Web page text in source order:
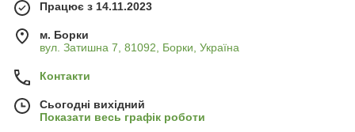
Працює з 14.11.2023
м. Борки
вул. Затишна 7, 81092, Борки, Україна
Контакти
Сьогодні вихідний
Показати весь графік роботи